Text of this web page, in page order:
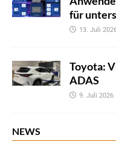
für
13. Juli
Toyota:
ADAS
9. Juli 2026
NEWS